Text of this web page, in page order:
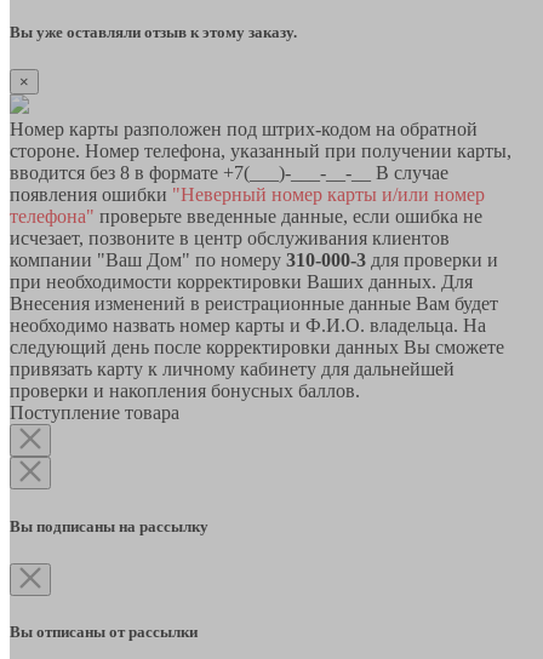
Вы уже оставляли отзыв к этому заказу.
×
Номер карты разположен под штрих-кодом на обратной
стороне. Номер телефона, указанный при получении карты,
вводится без 8 в формате +7(___)-___-__-__ В случае
появления ошибки "Неверный номер карты и/или номер
телефона" проверьте введенные данные, если ошибка не
исчезает, позвоните в центр обслуживания клиентов
компании "Ваш Дом" по номеру 310-000-3 для проверки и
при необходимости корректировки Ваших данных. Для
Внесения изменений в реистрационные данные Вам будет
необходимо назвать номер карты и Ф.И.О. владельца. На
следующий день после корректировки данных Вы сможете
привязать карту к личному кабинету для дальнейшей
проверки и накопления бонусных баллов.
Поступление товара
Вы подписаны на рассылку
Вы отписаны от рассылки